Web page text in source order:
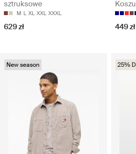
sztruksowe
M L XL XXL XXXL
629 zł 449 zł
New season 25%